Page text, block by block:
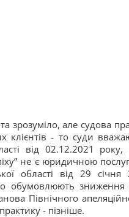
та зрозуміло, але судова
клієнтів - то суди
від 02.12.2021
не є юридичною
області від 29
обумовлюють зниження
Північного
- пізніше.